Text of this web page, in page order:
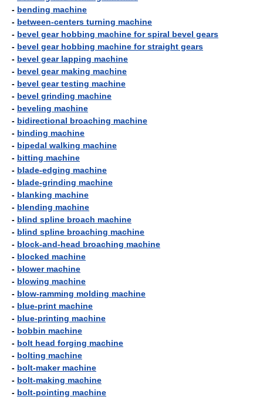
- bending machine
- between-centers turning machine
- bevel gear hobbing machine for spiral bevel gears
- bevel gear hobbing machine for straight gears
- bevel gear lapping machine
- bevel gear making machine
- bevel gear testing machine
- bevel grinding machine
- beveling machine
- bidirectional broaching machine
- binding machine
- bipedal walking machine
- bitting machine
- blade-edging machine
- blade-grinding machine
- blanking machine
- blending machine
- blind spline broach machine
- blind spline broaching machine
- block-and-head broaching machine
- blocked machine
- blower machine
- blowing machine
- blow-ramming molding machine
- blue-print machine
- blue-printing machine
- bobbin machine
- bolt head forging machine
- bolting machine
- bolt-maker machine
- bolt-making machine
- bolt-pointing machine